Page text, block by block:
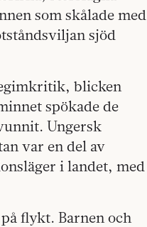
som skålade med
sjöd
blicken
spökade de
Ungersk
var en del av
i landet, med
flykt. Barnen och